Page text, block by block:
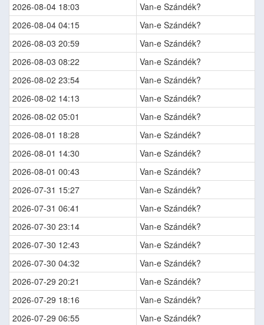
2026-08-04 18:03
Van-e Szándék?
2026-08-04 04:15
Van-e Szándék?
2026-08-03 20:59
Van-e Szándék?
2026-08-03 08:22
Van-e Szándék?
2026-08-02 23:54
Van-e Szándék?
2026-08-02 14:13
Van-e Szándék?
2026-08-02 05:01
Van-e Szándék?
2026-08-01 18:28
Van-e Szándék?
2026-08-01 14:30
Van-e Szándék?
2026-08-01 00:43
Van-e Szándék?
2026-07-31 15:27
Van-e Szándék?
2026-07-31 06:41
Van-e Szándék?
2026-07-30 23:14
Van-e Szándék?
2026-07-30 12:43
Van-e Szándék?
2026-07-30 04:32
Van-e Szándék?
2026-07-29 20:21
Van-e Szándék?
2026-07-29 18:16
Van-e Szándék?
2026-07-29 06:55
Van-e Szándék?